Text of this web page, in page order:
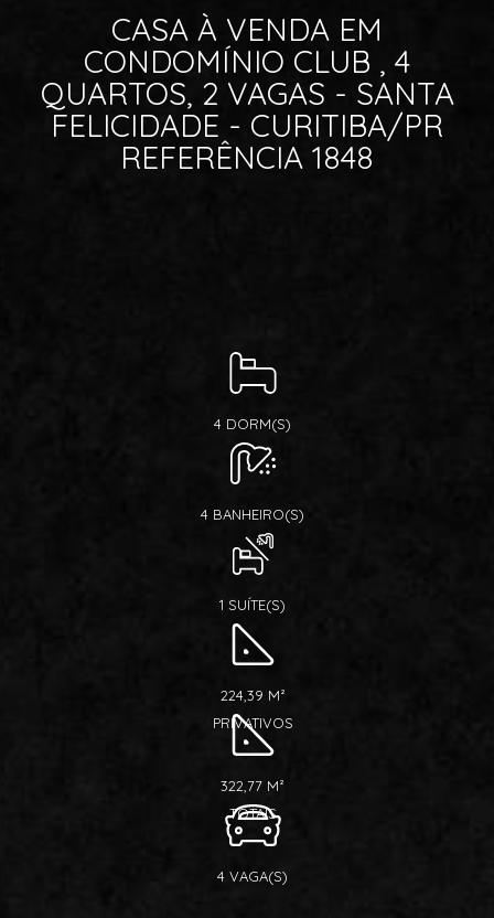
CASA À VENDA EM
CONDOMÍNIO CLUB , 4
QUARTOS, 2 VAGAS - SANTA
FELICIDADE - CURITIBA/PR
REFERÊNCIA 1848
4 DORM(S)
4 BANHEIRO(S)
1 SUÍTE(S)
224,39 M²
PRIVATIVOS
322,77 M²
TOTAIS
4 VAGA(S)